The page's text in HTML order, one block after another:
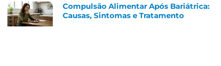
Compulsão Alimentar Após Bariátrica:
Causas, Sintomas e Tratamento